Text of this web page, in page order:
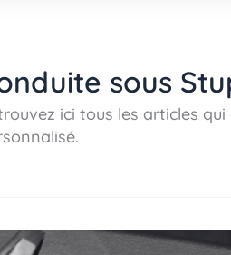
sous
ici tous les articles